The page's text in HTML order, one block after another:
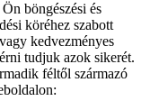
böngészési és
köréhez szabott
kedvezményes
tudjuk azok sikerét.
féltől származó